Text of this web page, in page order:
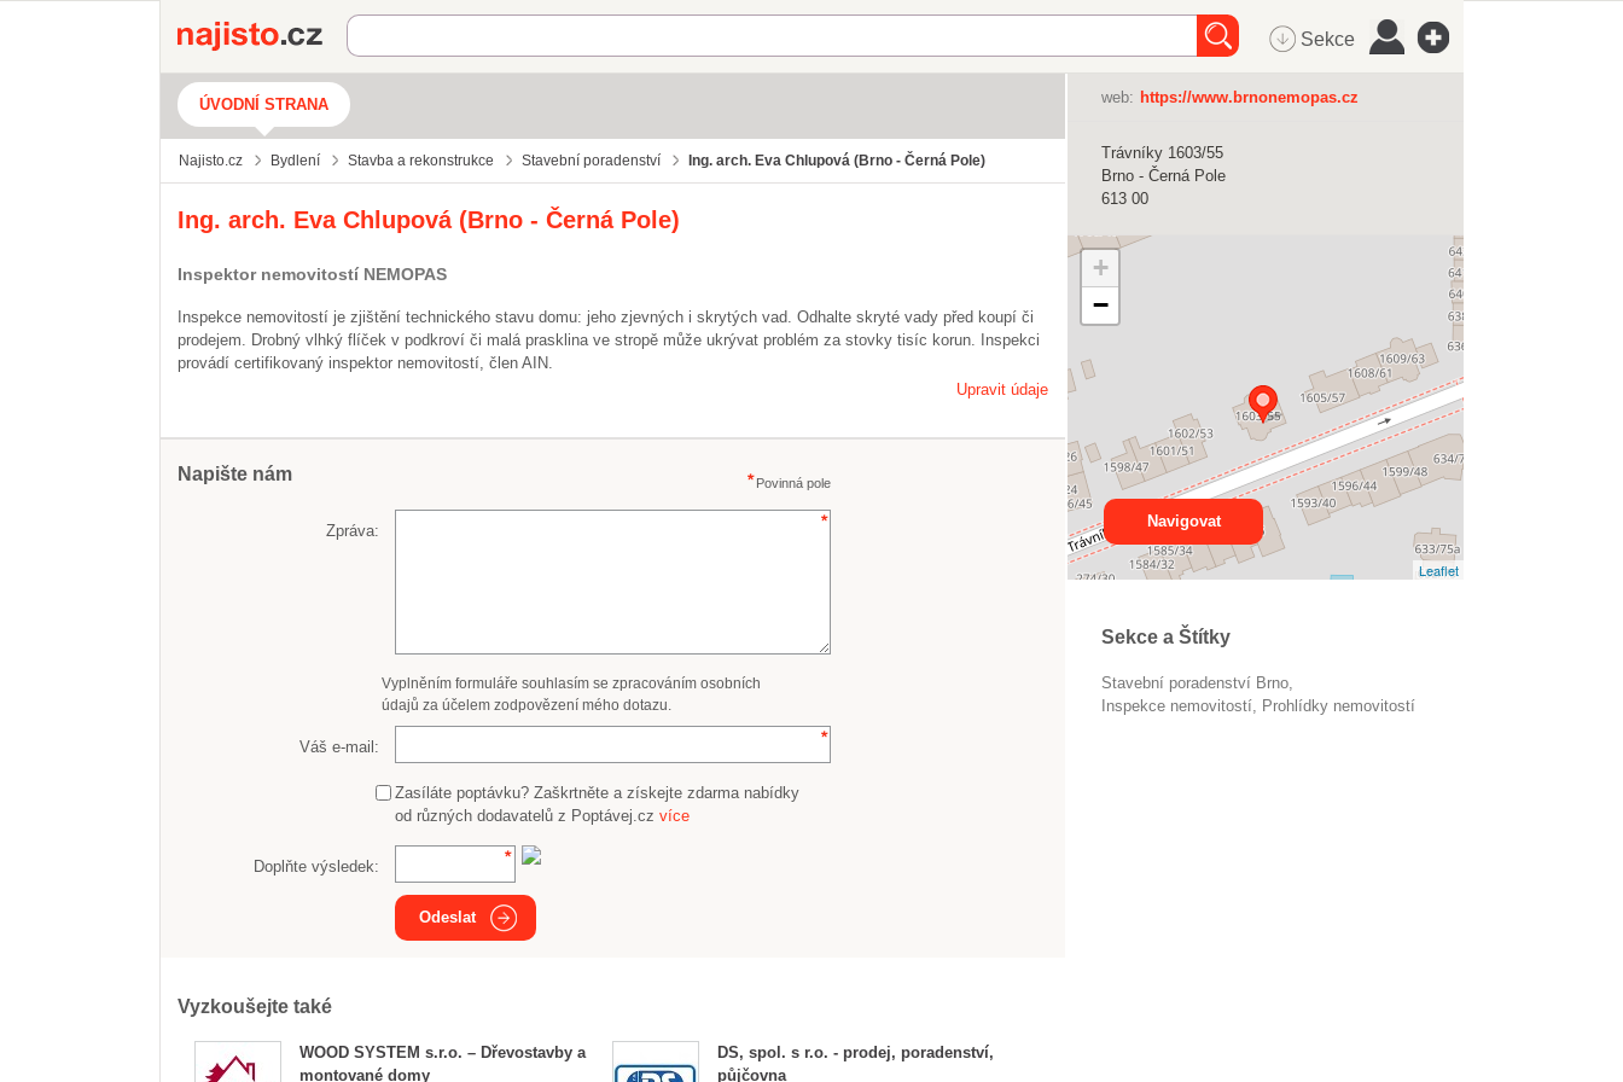
Najisto.cz Sekce
ÚVODNÍ STRANA
Najisto.cz Bydlení Stavba a rekonstrukce Stavební poradenství Ing. arch. Eva Chlupová (Brno - Černá Pole)
Ing. arch. Eva Chlupová (Brno - Černá Pole)
Inspektor nemovitostí NEMOPAS
Inspekce nemovitostí je zjištění technického stavu domu: jeho zjevných i skrytých vad. Odhalte skryté vady před koupí či
prodejem. Drobný vlhký flíček v podkroví či malá prasklina ve stropě může ukrývat problém za stovky tisíc korun. Inspekci
provádí certifikovaný inspektor nemovitostí, člen AIN.
Upravit údaje
Napište nám Povinná pole
Zpráva:
Vyplněním formuláře souhlasím se zpracováním osobních
údajů za účelem zodpovězení mého dotazu.
Váš e-mail:
Zasíláte poptávku? Zaškrtněte a získejte zdarma nabídky
od různých dodavatelů z Poptávej.cz více
Doplňte výsledek:
Odeslat
Vyzkoušejte také
WOOD SYSTEM s.r.o. – Dřevostavby a
montované domy
DS, spol. s r.o. - prodej, poradenství,
půjčovna
web: https://www.brnonemopas.cz
Trávníky 1603/55
Brno - Černá Pole
613 00
+
−
Leaflet
Navigovat
Sekce a Štítky
Stavební poradenství Brno
inspekce nemovitostí
prohlídky nemovitostí